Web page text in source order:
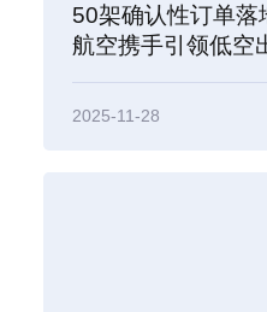
50架确认性订单落
航空携手引领低空
2025-11-28